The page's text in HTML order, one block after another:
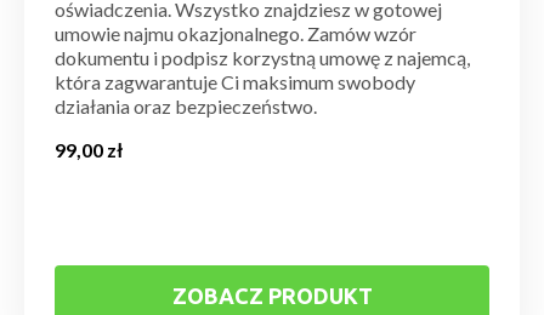
oświadczenia. Wszystko znajdziesz w gotowej
umowie najmu okazjonalnego. Zamów wzór
dokumentu i podpisz korzystną umowę z najemcą,
która zagwarantuje Ci maksimum swobody
działania oraz bezpieczeństwo.
99,00 zł
ZOBACZ PRODUKT